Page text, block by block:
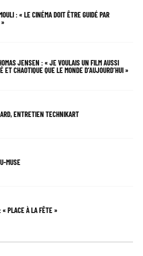
: « LE CINÉMA DOIT ÊTRE GUIDÉ PAR
»
JENSEN : « JE VOULAIS UN FILM AUSSI
ET CHAOTIQUE QUE LE MONDE D’AUJOURD’HUI »
ENTRETIEN TECHNIKART
MUSE
« PLACE À LA FÊTE »